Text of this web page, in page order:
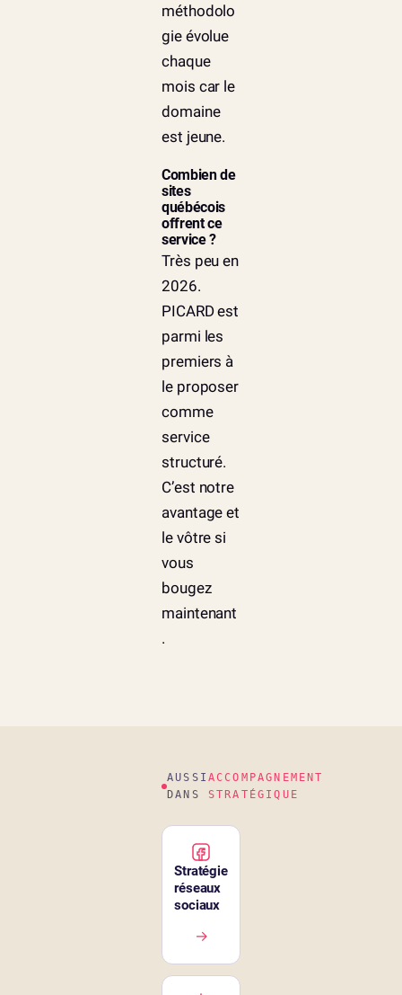
méthodolo
gie évolue
chaque
mois car le
domaine
est jeune.
Combien de
sites
québécois
offrent ce
service ?
Très peu en
2026.
PICARD est
parmi les
premiers à
le proposer
comme
service
structuré.
C’est notre
avantage et
le vôtre si
vous
bougez
maintenant
.
AUSSI
DANS
ACCOMPAGNEMENT
STRATÉGIQUE
Stratégie
réseaux
sociaux
→